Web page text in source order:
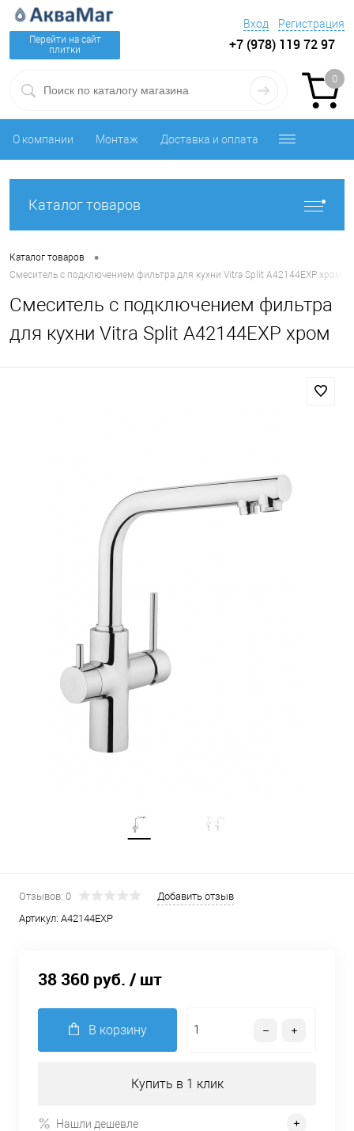
Перейти на сайт
плитки
Вход Регистрация
+7 (978) 119 72 97
0
О компании Монтаж Доставка и оплата
Каталог товаров
Каталог товаров •
Смеситель с подключением фильтра для кухни Vitra Split A42144EXP хром
Смеситель с подключением фильтра
для кухни Vitra Split A42144EXP хром
Отзывов: 0
Добавить отзыв
Артикул: A42144EXP
38 360 руб. / шт
В корзину
Купить в 1 клик
Нашли дешевле